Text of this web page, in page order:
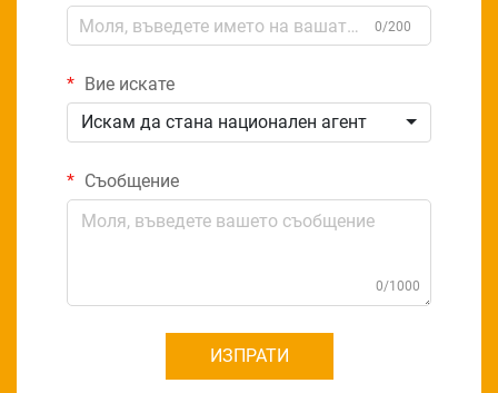
0/200
Вие искате
Искам да стана национален агент
Съобщение
0/1000
ИЗПРАТИ